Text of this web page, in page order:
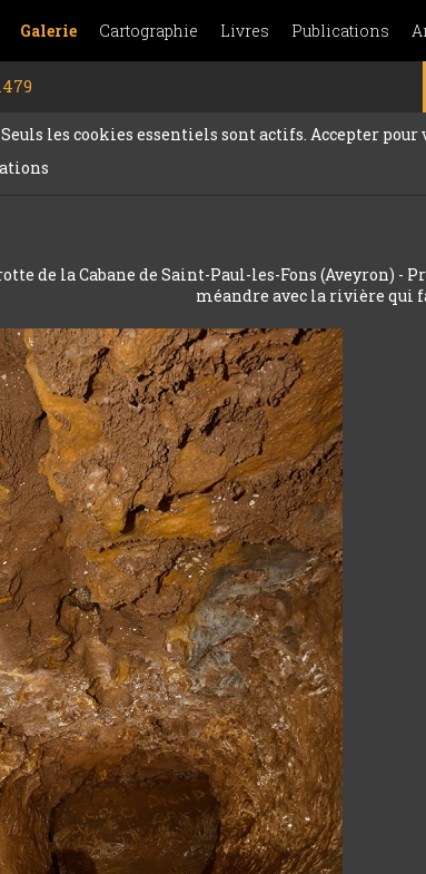
Galerie Cartographie Livres Publications
les cookies essentiels sont actifs. Accepter
de la Cabane de Saint-Paul-les-Fons (Aveyron) -
méandre avec la rivière qui